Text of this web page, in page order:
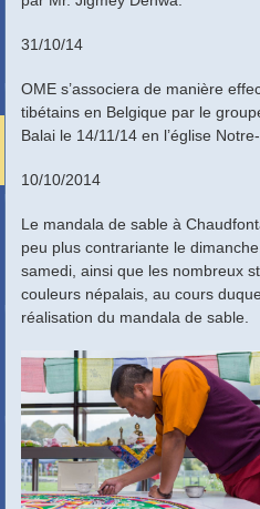
31/10/14
OME s’associera de manière
tibétains en Belgique par le
Balai le 14/11/14 en l’église
10/10/2014
Le mandala de sable à
peu plus contrariante le
samedi, ainsi que les nombreux
couleurs népalais, au cours
réalisation du mandala de sable.